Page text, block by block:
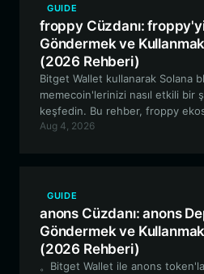
GUIDE
froppy Cüzdanı:
Göndermek ve
(2026 Rehberi)
Bitget Wallet kullanarak Solana
memecoin'lerinizi nasıl etkili bir
keşfedin. Bu rehber, froppy
kullanıcı dostu bir cüzdan
Aug 4, 2026
GUIDE
anons Cüzdanı: anons
Göndermek ve
(2026 Rehberi)
。Bitget Wallet ile anons